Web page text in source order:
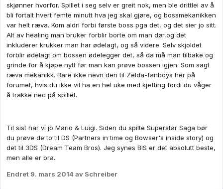
skjønner hvorfor. Spillet i seg selv er greit nok, men ble drittlei av å
bli fortalt hvert femte minutt hva jeg skal gjøre, og bossmekanikken
var helt ræva. Kom aldri forbi første boss pga det, og det sier jo sitt.
Alt av healing man bruker forblir borte om man dør,og det
inkluderer krukker man har ødelagt, og så videre. Selv skjoldet
forblir ødelagt om bossen ødelegger det, så da må man tilbake og
grinde for å kjøpe nytt før man kan prøve bossen igjen. Som sagt
ræva mekanikk. Bare ikke nevn den til Zelda-fanboys her på
forumet, hvis du ikke vil ha en hel uke med kjefting fordi du våger
å trakke ned på spillet.
Til sist har vi jo Mario & Luigi. Siden du spilte Superstar Saga bør
du prøve de to til DS (Partners in time og Bowser's inside story) og
det til 3DS (Dream Team Bros). Jeg synes BIS er det absolutt beste,
men alle er bra.
Endret 9. mars 2014 av Schreiber